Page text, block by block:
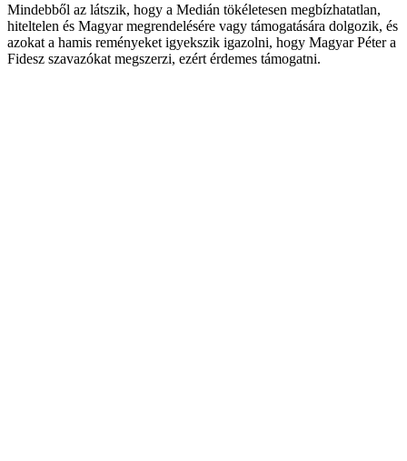
Mindebből az látszik, hogy a Medián tökéletesen megbízhatatlan,
hiteltelen és Magyar megrendelésére vagy támogatására dolgozik, és
azokat a hamis reményeket igyekszik igazolni, hogy Magyar Péter a
Fidesz szavazókat megszerzi, ezért érdemes támogatni.